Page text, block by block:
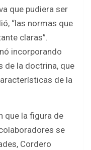
que pudiera ser
“las normas que
claras”.
incorporando
de la doctrina, que
de la
que la figura de
se
Cordero